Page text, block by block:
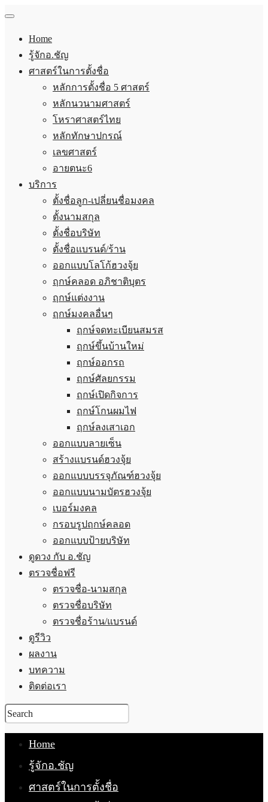
Home
รู้จักอ.ชัญ
ศาสตร์ในการตั้งชื่อ
หลักการตั้งชื่อ 5 ศาสตร์
หลักนวนามศาสตร์
โหราศาสตร์ไทย
หลักทักษาปกรณ์
เลขศาสตร์
อายตนะ6
บริการ
ตั้งชื่อลูก-เปลี่ยนชื่อมงคล
ตั้งนามสกุล
ตั้งชื่อบริษัท
ตั้งชื่อแบรนด์/ร้าน
ออกแบบโลโก้ฮวงจุ้ย
ฤกษ์คลอด อภิชาติบุตร
ฤกษ์แต่งงาน
ฤกษ์มงคลอื่นๆ
ฤกษ์จดทะเบียนสมรส
ฤกษ์ขึ้นบ้านใหม่
ฤกษ์ออกรถ
ฤกษ์ศัลยกรรม
ฤกษ์เปิดกิจการ
ฤกษ์โกนผมไฟ
ฤกษ์ลงเสาเอก
ออกแบบลายเซ็น
สร้างแบรนด์ฮวงจุ้ย
ออกแบบบรรจุภัณฑ์ฮวงจุ้ย
ออกแบบนามบัตรฮวงจุ้ย
เบอร์มงคล
กรอบรูปฤกษ์คลอด
ออกแบบป้ายบริษัท
ดูดวง กับ อ.ชัญ
ตรวจชื่อฟรี
ตรวจชื่อ-นามสกุล
ตรวจชื่อบริษัท
ตรวจชื่อร้าน/แบรนด์
ดูรีวิว
ผลงาน
บทความ
ติดต่อเรา
Home
รู้จักอ.ชัญ
ศาสตร์ในการตั้งชื่อ